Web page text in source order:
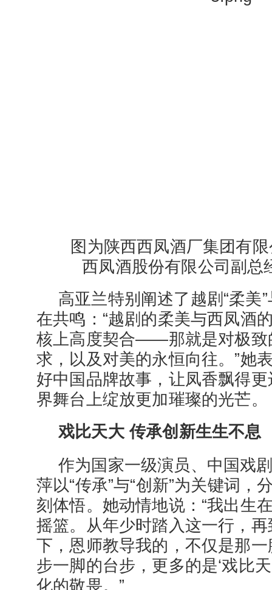
图为陕西西凤酒厂集团有
西凤酒股份有限公司副总
高亚兰特别阐述了越剧“柔美
在共鸣：“越剧的柔美与西凤酒
核上高度契合——那就是对极致
求，以及对美的永恒向往。”她
好中国品牌故事，让凤香飘得
界舞台上绽放更加璀璨的光芒。
戏比天大 传承创新生生不息
作为国家一级演员、中国戏
萍以“传承”与“创新”为关键词，
刻体悟。她动情地说：“我出生
摇篮。从年少时踏入这一行，
下，恩师教导我的，不仅是那
步一脚的台步，更多的是‘戏比
化的敬畏。”